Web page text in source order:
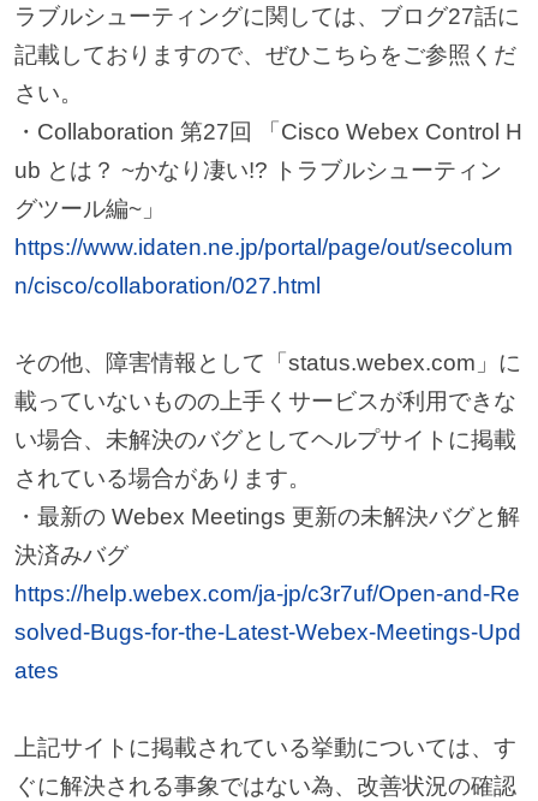
ラブルシューティングに関しては、ブログ27話に
記載しておりますので、ぜひこちらをご参照くだ
さい。
・Collaboration 第27回 「Cisco Webex Control H
ub とは？ ~かなり凄い!? トラブルシューティン
グツール編~」
https://www.idaten.ne.jp/portal/page/out/secolum
n/cisco/collaboration/027.html
その他、障害情報として「status.webex.com」に
載っていないものの上手くサービスが利用できな
い場合、未解決のバグとしてヘルプサイトに掲載
されている場合があります。
・最新の Webex Meetings 更新の未解決バグと解
決済みバグ
https://help.webex.com/ja-jp/c3r7uf/Open-and-Re
solved-Bugs-for-the-Latest-Webex-Meetings-Upd
ates
上記サイトに掲載されている挙動については、す
ぐに解決される事象ではない為、改善状況の確認